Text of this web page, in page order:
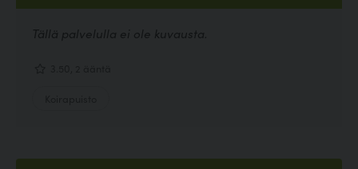
Tällä palvelulla ei ole kuvausta.